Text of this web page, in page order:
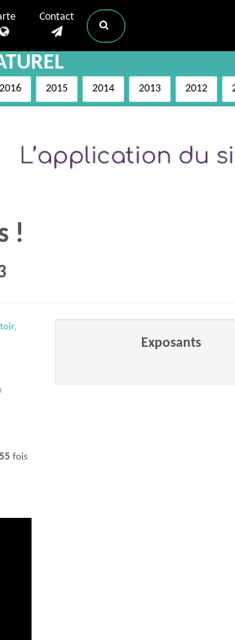
Contact
2016 2015 2014 2013 2012
!
fois
Exposants